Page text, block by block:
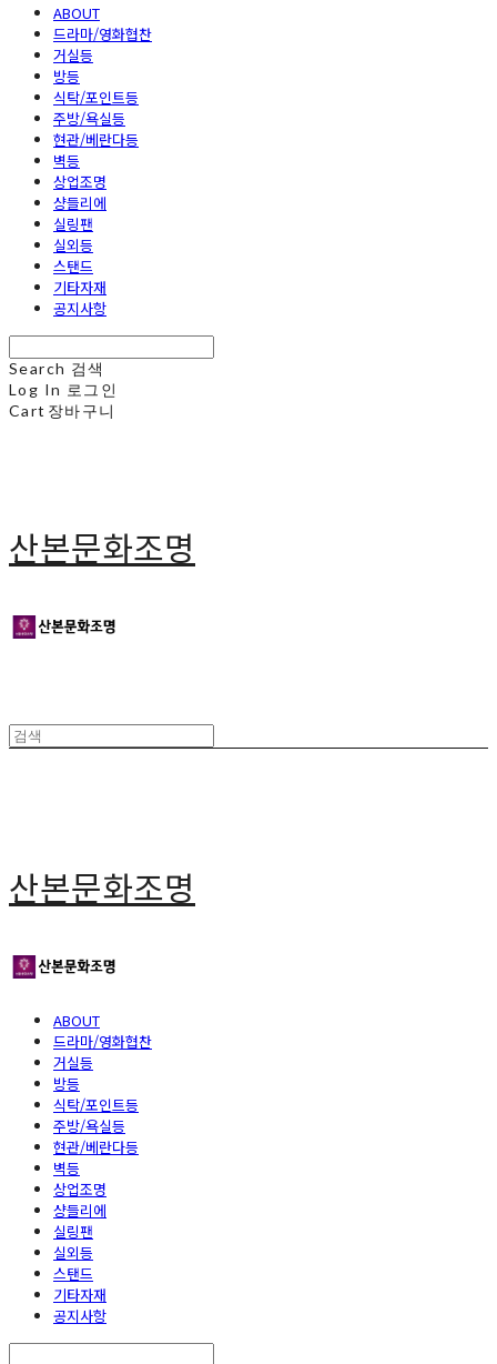
ABOUT
드라마/영화협찬
거실등
방등
식탁/포인트등
주방/욕실등
현관/베란다등
벽등
상업조명
샹들리에
실링팬
실외등
스탠드
기타자재
공지사항
Search 검색
Log In 로그인
Cart 장바구니
산본문화조명
산본문화조명
ABOUT
드라마/영화협찬
거실등
방등
식탁/포인트등
주방/욕실등
현관/베란다등
벽등
상업조명
샹들리에
실링팬
실외등
스탠드
기타자재
공지사항